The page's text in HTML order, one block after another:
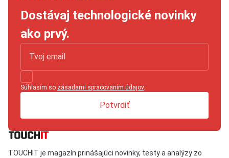
Dostávaj technologické novinky
ako prvý.
Súhlasím so zásadami spracovaním údajov.
Potvrdiť
TOUCHIT je magazín prinášajúci novinky, testy a analýzy zo